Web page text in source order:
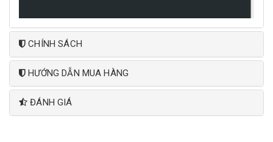
CHÍNH SÁCH
HƯỚNG DẪN MUA HÀNG
ĐÁNH GIÁ